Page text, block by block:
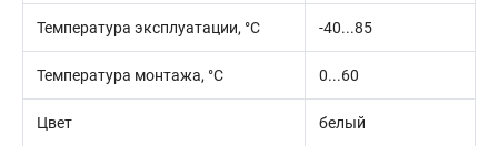
Температура эксплуатации, °C -40...85
Температура монтажа, °C 0...60
Цвет белый